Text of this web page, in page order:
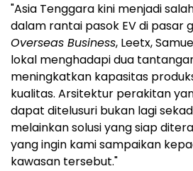
"Asia Tenggara kini menjadi
dalam rantai pasok EV di pasar
Overseas Business, Leetx,
lokal menghadapi dua
meningkatkan kapasitas
kualitas. Arsitektur perakitan
dapat ditelusuri bukan lagi
melainkan solusi yang siap
yang ingin kami sampaikan
kawasan tersebut."